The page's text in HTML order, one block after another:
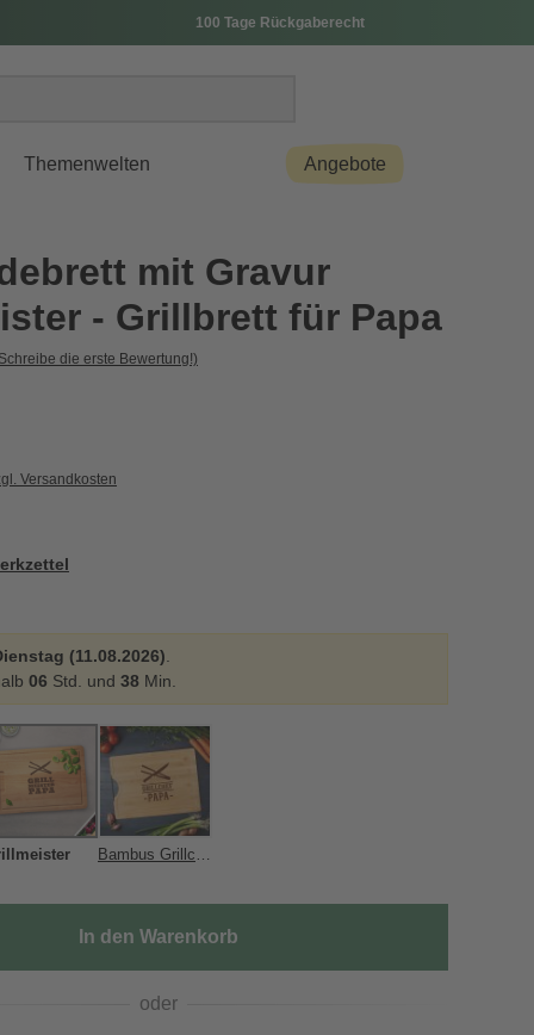
100 Tage Rückgaberecht
Themenwelten Angebote
mit Gravur
- Grillbrett für Papa
die erste Bewertung!)
Versandkosten
(11.08.2026)
06 Std. und 38 Min.
Bambus Grillchef
In den Warenkorb
oder